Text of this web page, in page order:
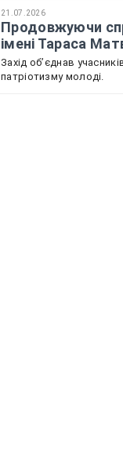
21.07.2026
Продовжуючи
імені Тараса
Захід обʼєднав
патріотизму молоді.